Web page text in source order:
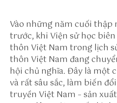
g
er
sl
is
t.
c
o
Vào những năm cuối thập
trước, khi Viện sử học biên
thôn Việt Nam trong lịch
thôn Việt Nam đang
hội chủ nghĩa. Đây là một
và rất sâu sắc, làm biến
truyền Việt Nam – sản